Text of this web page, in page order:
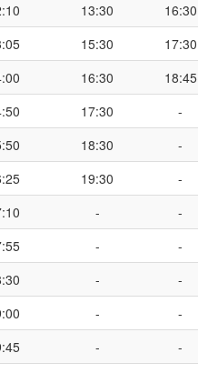
13:30
16:30
15:30
17:30
16:30
18:45
17:30
-
18:30
-
19:30
-
-
-
-
-
-
-
-
-
-
-